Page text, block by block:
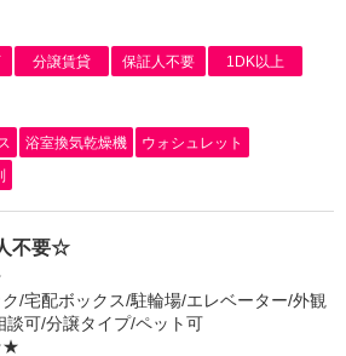
分譲賃貸 保証人不要 1DK以上
浴室換気乾燥機
ウォシュレット
不要☆
/宅配ボックス/駐輪場/エレベーター/外観
談可/分譲タイプ/ペット可